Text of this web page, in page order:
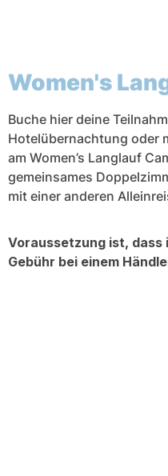
Women's
Buche hier deine
Hotelübernachtung oder
am Women’s Langlauf
gemeinsames
mit einer anderen
Voraussetzung ist,
Gebühr bei einem